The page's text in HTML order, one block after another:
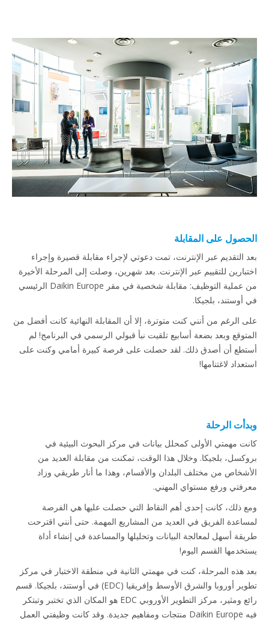
الحصول على المقابلة
بعد التقديم عبر الإنترنت، تمت دعوتي لإجراء مقابلة قصيرة وإجراء
اختبارين للتقييم عبر الإنترنت. بعد شهرين، وصلت إلى المرحلة الأخيرة
من عملية التوظيف: مقابلة شخصية في مقر Daikin Europe الرئيسي
في أوستند، بلجيكا.
على الرغم من أنني كنت متوترة، إلا أن المقابلة النهائية كانت أفضل من
المتوقع وبعد بضعة أسابيع تلقيت نبأ قبولي الرسمي في البرنامج! لم
أستطع أن أصدق ذلك. لقد حصلت على فرصة كبيرة أمامي وكنت على
استعداد لاغتنامها!
وبدأت الرحلة
كانت مهمتي الأولى كمحلل بيانات في مركز البحوث البيئية في
بروكسل، بلجيكا. وخلال هذا الوقت، تمكنت من مقابلة العديد من
الأشخاص من مختلف البلدان والأقسام، وهذا ما أنار طريقي وزاد
معرفتي ورفع مستواي المهني.
ومع ذلك، كانت إحدى أهم النقاط التي حصلت عليها هي الفرصة
لمساعدة الفريق في العديد من المشاريع المهمة. حتى أنني اقترحت
طريقة أسهل لمعالجة البيانات وتحليلها والمساعدة في إنشاء أداة
يستخدمها القسم اليوم!
بعد هذه المرحلة، كنت في مهمتي الثانية في منطقة الاختبار في مركز
تطوير أوروبا والشرق الأوسط وإفريقيا (EDC) في أوستند، بلجيكا. قسم
رائع ومثير، مركز التطوير الأوروبي EDC هو المكان الذي تختبر وتبتكر
فيه Daikin Europe منتجات ومفاهيم جديدة. وقد كانت وظيفتي العمل